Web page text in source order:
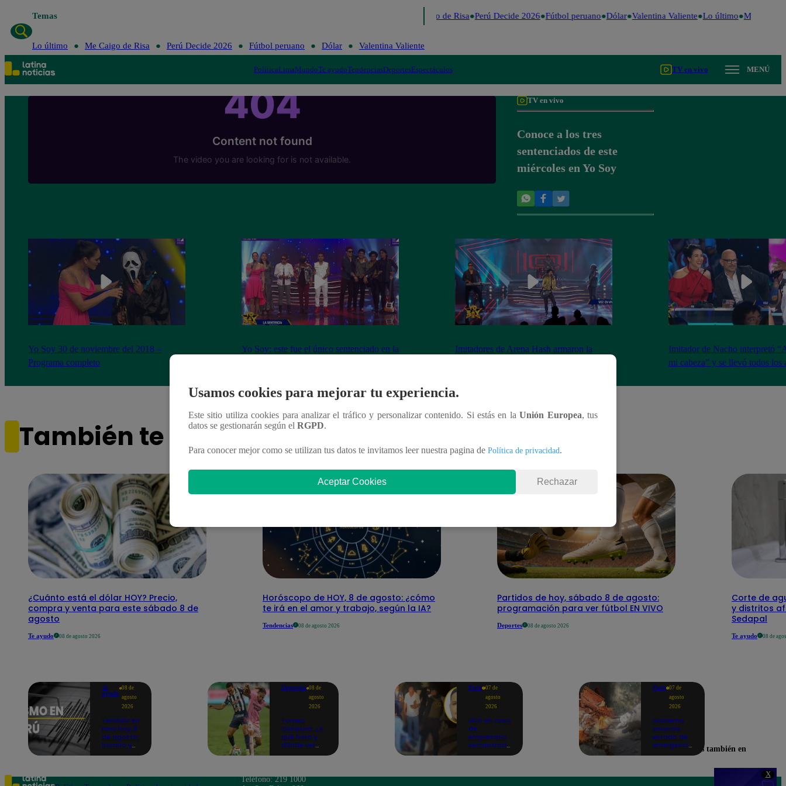
X
Temas Me Caigo de Risa Perú Decide 2026 Fútbol peruano Dólar Valentina Valiente Lo último Me Caigo
Lo último Me Caigo de Risa Perú Decide 2026 Fútbol peruano Dólar Valentina Valiente
PolíticaLimaMundoTe ayudoTendenciasDeportesEspectáculos TV en vivo MENÚ
TV en vivo
Conoce a los tres
sentenciados de este
miércoles en Yo Soy
Yo Soy 30 de noviembre del 2018 –
Programa completo
Yo Soy: este fue el único sentenciado en la
Imitadores de Arena Hash armaron la
Imitador de Nacho interpretó
mi cabeza” y se llevó todos los
También te puede interesar
¿Cuánto está el dólar HOY? Precio,
compra y venta para este sábado 8 de
agosto
Te ayudo 08 de agosto 2026
Horóscopo de HOY, 8 de agosto: ¿cómo
te irá en el amor y trabajo, según la IA?
Tendencias 08 de agosto 2026
Partidos de hoy, sábado 8 de agosto:
programación para ver fútbol EN VIVO
Deportes 08 de agosto 2026
Corte de
y distritos
Sedapal
Te ayudo 08 de
Te
ayudo
08 de
agosto
2026
Temblor en
Perú hoy, 8
de agosto:
horario y
según IGP
Deportes 08 de
agosto
2026
Torneo
Clausura: ¿A
qué hora y
dónde ver
fecha 4?
Perú 07 de
agosto
2026
Giro en caso
de
empresario
secuestrado
cuentas
Perú 07 de
agosto
2026
Gobierno
anuncia
estado de
emergencia
recurrentes
Usamos cookies para mejorar tu experiencia.
Este sitio utiliza cookies para analizar el tráfico y personalizar contenido. Si estás en laUnión Europea, tus
datos se gestionarán según el RGPD.
Para conocer mejor como se utilizan tus datos te invitamos leer nuestra pagina de Política de privacidad.
Aceptar Cookies Rechazar
Encuéntranos también en
Teléfono: 219 1000